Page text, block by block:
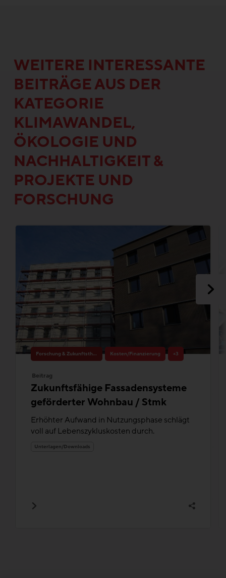
WEITERE INTERESSANTE
BEITRÄGE AUS DER
KATEGORIE
KLIMAWANDEL,
ÖKOLOGIE UND
NACHHALTIGKEIT &
PROJEKTE UND
FORSCHUNG
Forschung & Zukunftsthemen Kosten/Finanzierung +3
Beitrag
Zukunftsfähige Fassadensysteme
geförderter Wohnbau / Stmk
Erhöhter Aufwand in Nutzungsphase schlägt
voll auf Lebenszykluskosten durch.
Unterlagen/Downloads